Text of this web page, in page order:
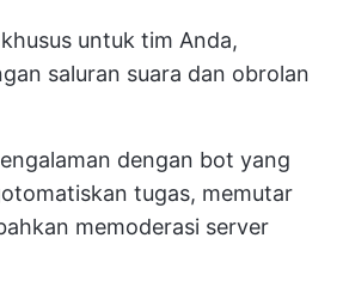
untuk tim Anda,
saluran suara dan obrolan
dengan bot yang
tugas, memutar
memoderasi server